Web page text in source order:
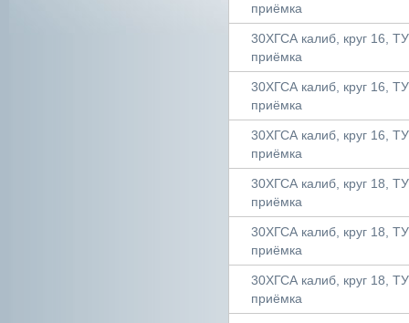
приёмка
30ХГСА калиб, круг 16,
приёмка
30ХГСА калиб, круг 16,
приёмка
30ХГСА калиб, круг 16,
приёмка
30ХГСА калиб, круг 18,
приёмка
30ХГСА калиб, круг 18,
приёмка
30ХГСА калиб, круг 18,
приёмка